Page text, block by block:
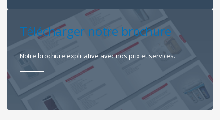
Télécharger notre brochure
Notre brochure explicative avec nos prix et services.